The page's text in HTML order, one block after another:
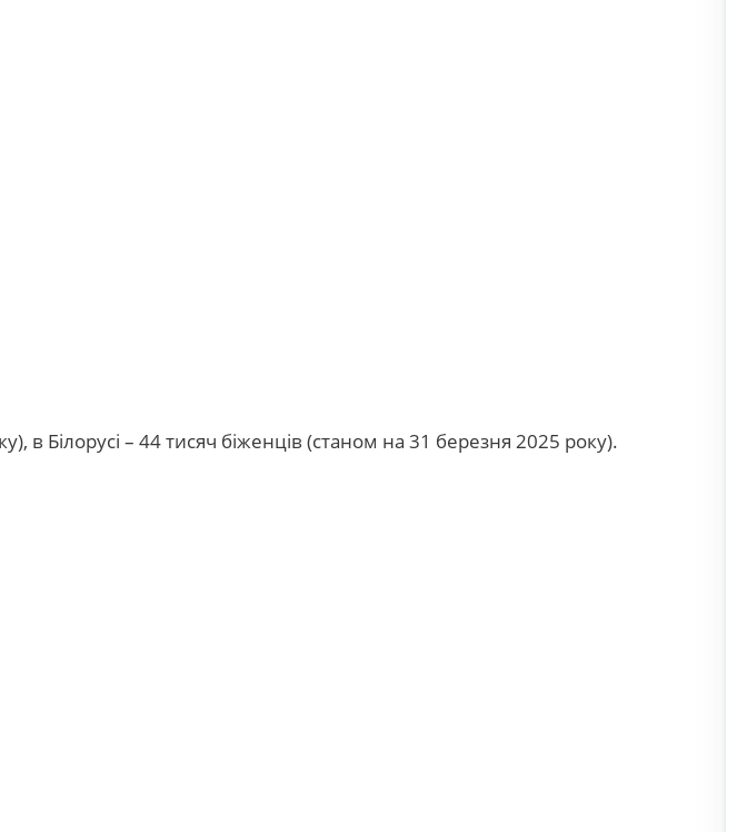
в Білорусі – 44 тисяч біженців (станом на 31 березня 2025 року).